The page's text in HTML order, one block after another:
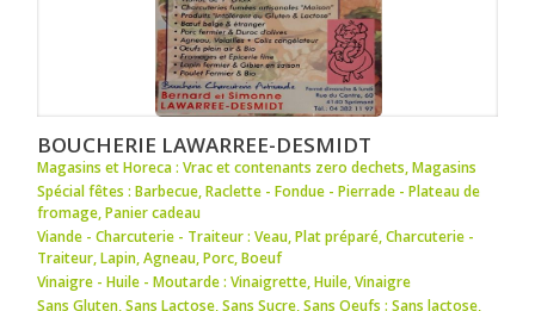
BOUCHERIE LAWARREE-DESMIDT
Magasins et Horeca : Vrac et contenants zero dechets,Magasins
Spécial fêtes : Barbecue,Raclette - Fondue - Pierrade - Plateau de
fromage,Panier cadeau
Viande - Charcuterie - Traiteur : Veau,Plat préparé,Charcuterie -
Traiteur,Lapin,Agneau,Porc,Boeuf
Vinaigre - Huile - Moutarde : Vinaigrette,Huile,Vinaigre
Sans Gluten, Sans Lactose, Sans Sucre, Sans Oeufs : Sans lactose,